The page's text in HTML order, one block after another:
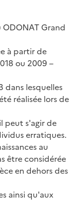
ODONAT Grand
à partir de
ou 2009 –
dans lesquelles
réalisée lors de
peut s'agir de
erratiques.
au
être considérée
en dehors des
ainsi qu'aux